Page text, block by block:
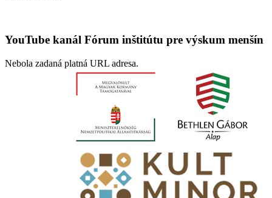
YouTube kanál Fórum inštitútu pre výskum menšín
Nebola zadaná platná URL adresa.